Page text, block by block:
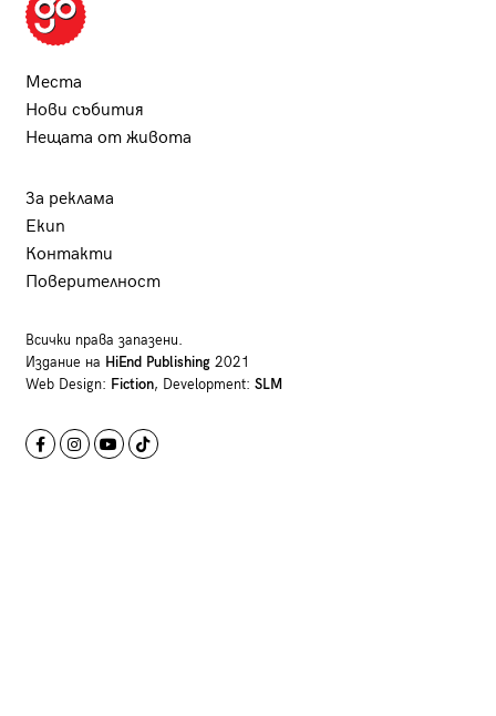
Места
Нови събития
Нещата от живота
За реклама
Екип
Контакти
Поверителност
Всички права запазени.
Издание на HiEnd Publishing2021
Web Design: Fiction, Development: SLM